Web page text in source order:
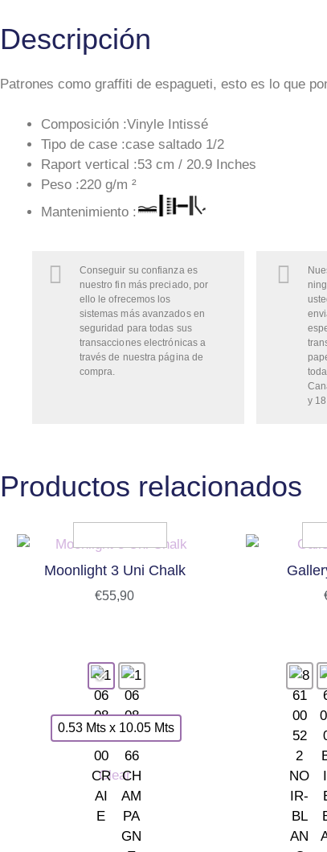
Descripción
Patrones como graffiti de espagueti, esto es lo que
Composición :Vinyle Intissé
Tipo de case :case saltado 1/2
Raport vertical :53 cm / 20.9 Inches
Peso :220 g/m ²
Mantenimiento :
Conseguir su confianza es
nuestro fin más preciado, por
ello le ofrecemos los
sistemas más avanzados en
seguridad para todas sus
transacciones electrónicas a
través de nuestra página de
compra.
y
Productos relacionados
Moonlight 3 Uni Chalk
€55,90
0.53 Mts x 10.05 Mts
Clear